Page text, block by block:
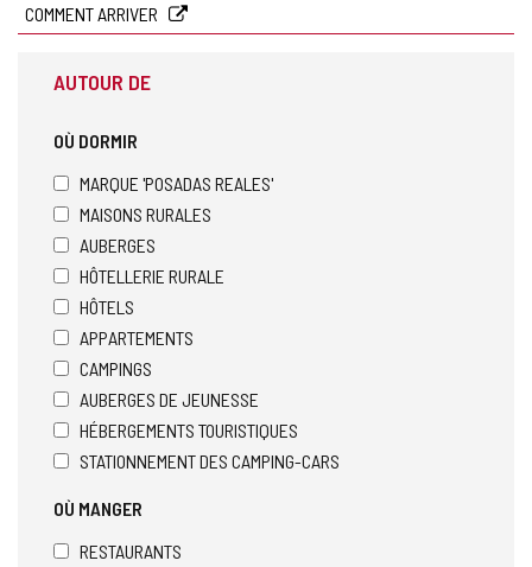
COMMENT ARRIVER
AUTOUR DE
OÙ DORMIR
MARQUE 'POSADAS REALES'
MAISONS RURALES
AUBERGES
HÔTELLERIE RURALE
HÔTELS
APPARTEMENTS
CAMPINGS
AUBERGES DE JEUNESSE
HÉBERGEMENTS TOURISTIQUES
STATIONNEMENT DES CAMPING-CARS
OÙ MANGER
RESTAURANTS